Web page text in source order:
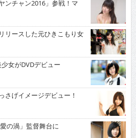
チャン2016」参戦！マ
ースした元ひきこもり女
女がDVDデビュー
げイメージデビュー！
の渦」監督舞台に